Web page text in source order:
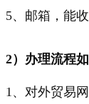
5、邮箱，能
2）办理流程如
1、对外贸易